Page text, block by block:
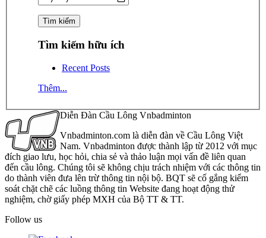
Tìm kiếm hữu ích
Recent Posts
Thêm...
Diễn Đàn Cầu Lông Vnbadminton
Vnbadminton.com là diễn đàn về Cầu Lông Việt
Nam. Vnbadminton được thành lập từ 2012 với mục
đích giao lưu, học hỏi, chia sẻ và thảo luận mọi vấn đề liên quan
đến cầu lông. Chúng tôi sẽ không chịu trách nhiệm với các thông tin
do thành viên đưa lên trừ thông tin nội bộ. BQT sẽ cố gắng kiểm
soát chặt chẽ các luồng thông tin Website đang hoạt động thử
nghiệm, chờ giấy phép MXH của Bộ TT & TT.
Follow us